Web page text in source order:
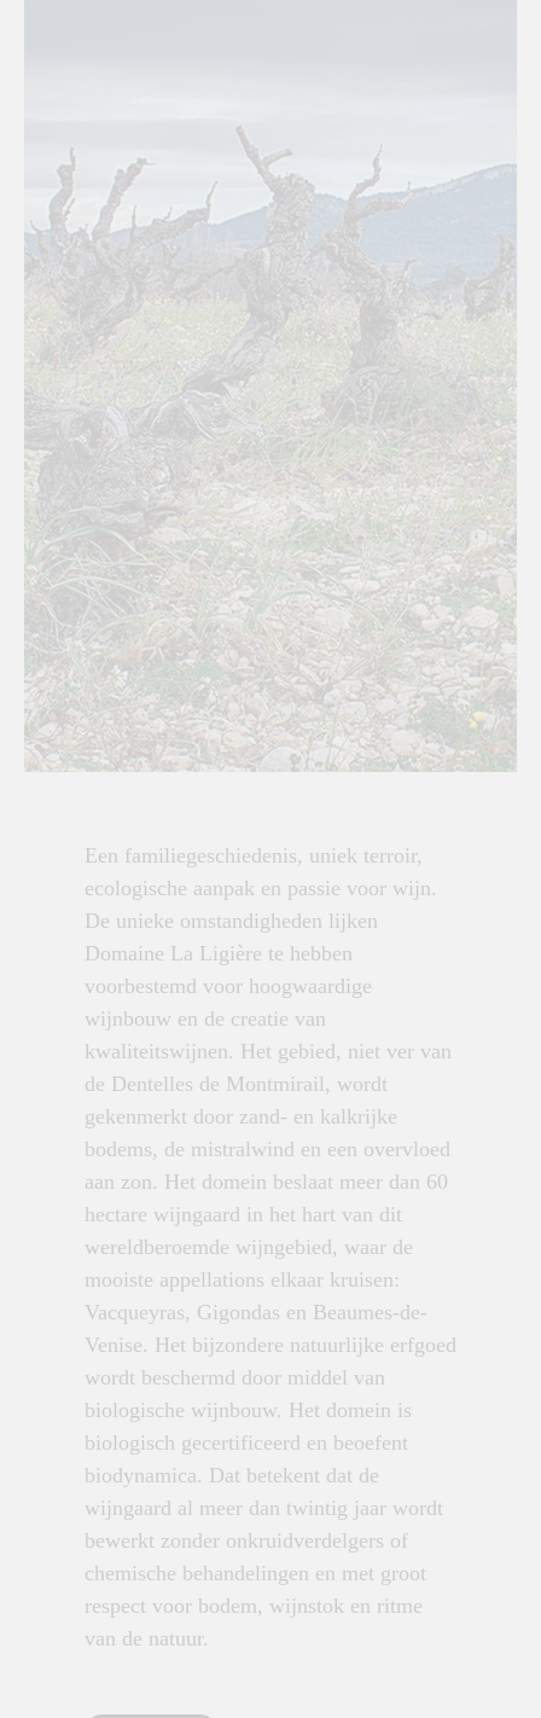
Een familiegeschiedenis, uniek terroir,
ecologische aanpak en passie voor wijn.
De unieke omstandigheden lijken
Domaine La Ligière te hebben
voorbestemd voor hoogwaardige
wijnbouw en de creatie van
kwaliteitswijnen. Het gebied, niet ver van
de Dentelles de Montmirail, wordt
gekenmerkt door zand- en kalkrijke
bodems, de mistralwind en een overvloed
aan zon. Het domein beslaat meer dan 60
hectare wijngaard in het hart van dit
wereldberoemde wijngebied, waar de
mooiste appellations elkaar kruisen:
Vacqueyras, Gigondas en Beaumes-de-
Venise. Het bijzondere natuurlijke erfgoed
wordt beschermd door middel van
biologische wijnbouw. Het domein is
biologisch gecertificeerd en beoefent
biodynamica. Dat betekent dat de
wijngaard al meer dan twintig jaar wordt
bewerkt zonder onkruidverdelgers of
chemische behandelingen en met groot
respect voor bodem, wijnstok en ritme
van de natuur.